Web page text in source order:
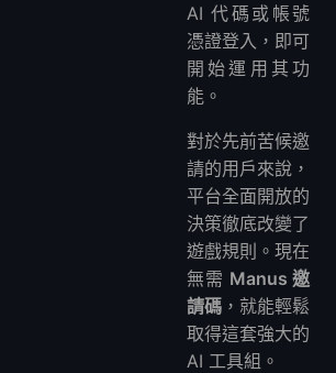
AI 代碼或帳號
憑證登入，即可
開始運用其功
能。
對於先前苦候邀
請的用戶來說，
平台全面開放的
決策徹底改變了
遊戲規則。現在
無需 Manus 邀
請碼 ，就能輕鬆
取得這套強大的
AI 工具組。